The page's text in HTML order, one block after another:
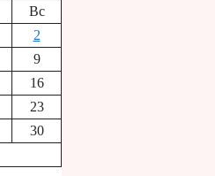
Вс
2
9
16
23
30